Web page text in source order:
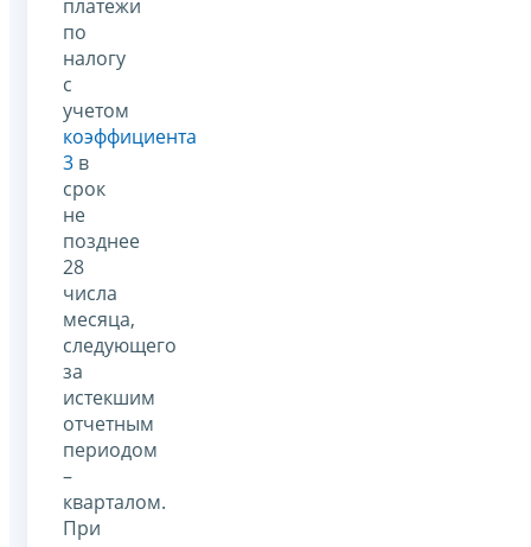
платежи
по
налогу
с
учетом
коэффициента
3 в
срок
не
позднее
28
числа
месяца,
следующего
за
истекшим
отчетным
периодом
–
кварталом.
При